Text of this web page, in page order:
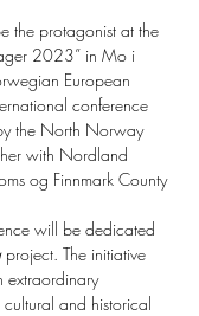
the protagonist at the
2023” in Mo i
European
conference
the North Norway
with Nordland
og Finnmark County
will be dedicated
project. The initiative
extraordinary
and historical